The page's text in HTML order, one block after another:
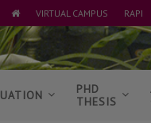
GO
VIRTUAL CAMPUS RAPI
PHD
THESIS